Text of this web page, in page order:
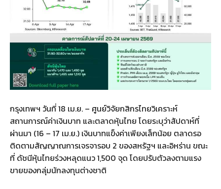
กรุงเทพฯ วันที่ 18 เม.ย. – ศูนย์วิจัยกสิกรไทยวิเคราะห์
สถานการณ์ค่าเงินบาท และตลาดหุ้นไทย โดยระบุว่าสัปดาห์ที่
ผ่านมา (16 – 17 เม.ย.) เงินบาทแข็งค่าเพียงเล็กน้อย ตลาดรอ
ติดตามสัญญาณการเจรจารอบ 2 ของสหรัฐฯ และอิหร่าน ขณะ
ที่ ดัชนีหุ้นไทยร่วงหลุดแนว 1,500 จุด โดยปรับตัวลงตามแรง
ขายของกลุ่มนักลงทุนต่างชาติ